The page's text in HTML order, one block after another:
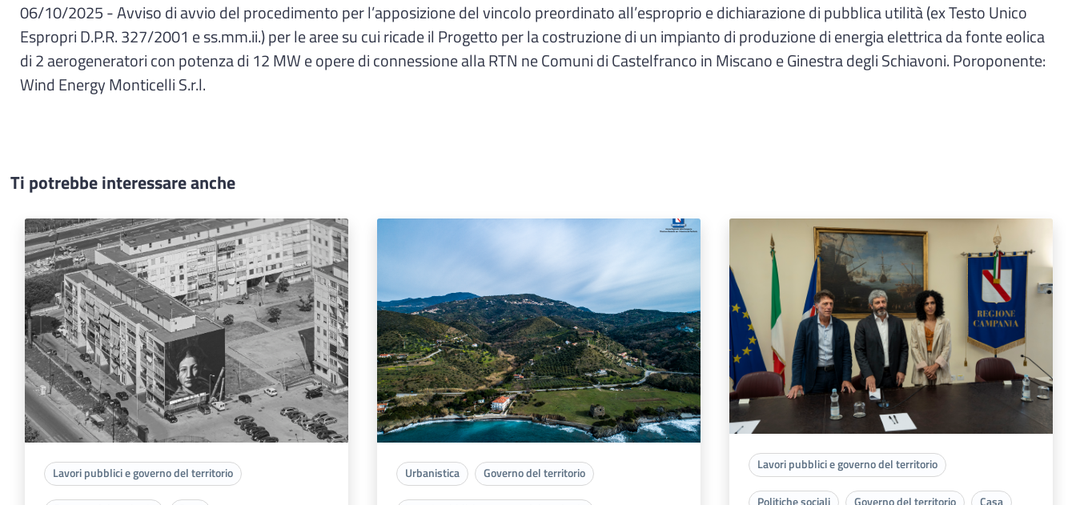
06/10/2025 - Avviso di avvio del procedimento per l’apposizione del vincolo preordinato all’esproprio e dichiarazione di pubblica utilità (ex Testo Unico
Espropri D.P.R. 327/2001 e ss.mm.ii.) per le aree su cui ricade il Progetto per la costruzione di un impianto di produzione di energia elettrica da fonte eolica
di 2 aerogeneratori con potenza di 12 MW e opere di connessione alla RTN ne Comuni di Castelfranco in Miscano e Ginestra degli Schiavoni. Poroponente:
Wind Energy Monticelli S.r.l.
Ti potrebbe interessare anche
Lavori pubblici e governo del territorio Urbanistica Governo del territorio
Lavori pubblici e governo del territorio